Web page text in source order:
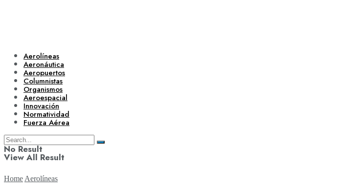
Aerolíneas
Aeronáutica
Aeropuertos
Columnistas
Organismos
Aeroespacial
Innovación
Normatividad
Fuerza Aérea
No Result
View All Result
Home Aerolíneas